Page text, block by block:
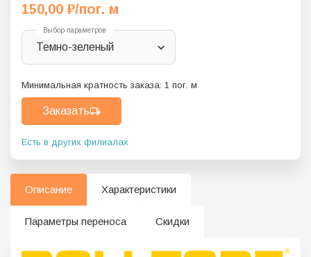
150,00 ₽/пог. м
Выбор параметров
Темно-зеленый
Минимальная кратность заказа: 1 пог. м
Заказать
Есть в других филиалах
Описание Характеристики
Параметры переноса Скидки